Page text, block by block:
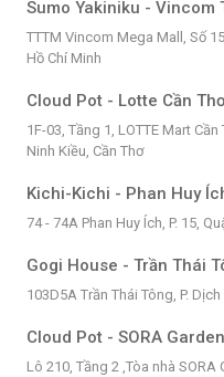
Sumo Yakiniku - Vincom
TTTM Vincom Mega Mall, Số
Hồ Chí Minh
Cloud Pot - Lotte Cần
1F-03, Tầng 1, LOTTE Mart
Ninh Kiều, Cần Thơ
Kichi-Kichi - Phan Huy
74 - 74A Phan Huy Ích, P. 15,
Gogi House - Trần Thái
103D5A Trần Thái Tông, P.
Cloud Pot - SORA
Lô 210, Tầng 2 ,Tòa nhà